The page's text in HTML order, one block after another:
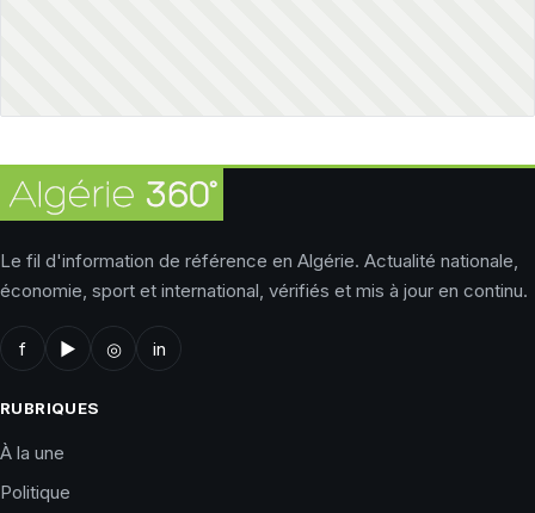
Le fil d'information de référence en Algérie. Actualité nationale,
économie, sport et international, vérifiés et mis à jour en continu.
f ▶ ◎ in
RUBRIQUES
À la une
Politique